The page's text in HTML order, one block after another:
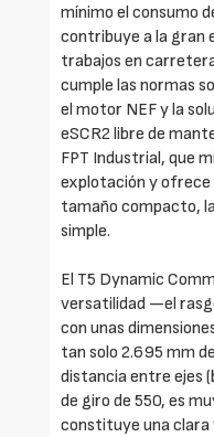
mínimo el consumo
contribuye a la gran
trabajos en
cumple las normas
el motor NEF y la
eSCR2 libre de
FPT Industrial, que
explotación y ofrece
tamaño compacto,
simple.
El T5 Dynamic
versatilidad —el
con unas
tan solo 2.695 mm
distancia entre ejes
de giro de 550, es
constituye una clara